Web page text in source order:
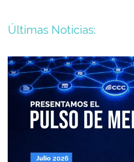
Últimas Noticias: